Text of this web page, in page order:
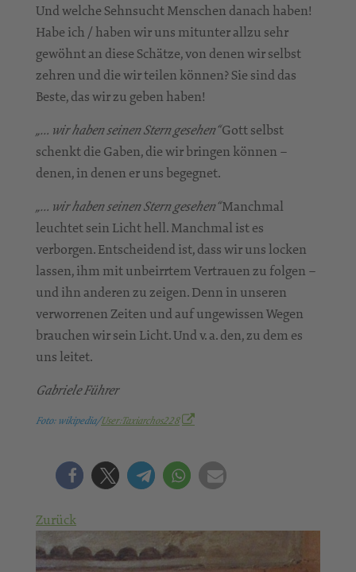
Und welche Sehnsucht Menschen danach haben!
Habe ich / haben wir uns mitunter allzu sehr
gewöhnt an diese Schätze, von denen wir selbst
zehren und die wir teilen können? Sie sind das
Beste, das wir zu geben haben!
„… wir haben seinen Stern gesehen“Gott selbst
schenkt die Gaben, die wir bringen können –
denen, in denen er uns begegnet.
„… wir haben seinen Stern gesehen“Manchmal
leuchtet sein Licht hell. Manchmal ist es
verborgen. Entscheidend ist, dass wir uns locken
lassen, ihm mit unbeirrtem Vertrauen zu folgen –
und ihn anderen zu zeigen. Denn in unseren
verworrenen Zeiten und auf ungewissen Wegen
brauchen wir sein Licht. Und v. a. den, zu dem es
uns leitet.
Gabriele Führer
Foto: wikipedia/User:Taxiarchos228
Zurück